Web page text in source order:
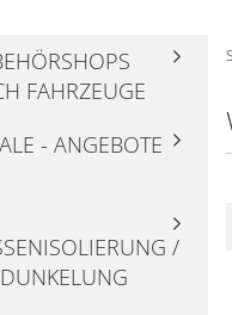
FAHRZEUGE
- ANGEBOTE
/ V